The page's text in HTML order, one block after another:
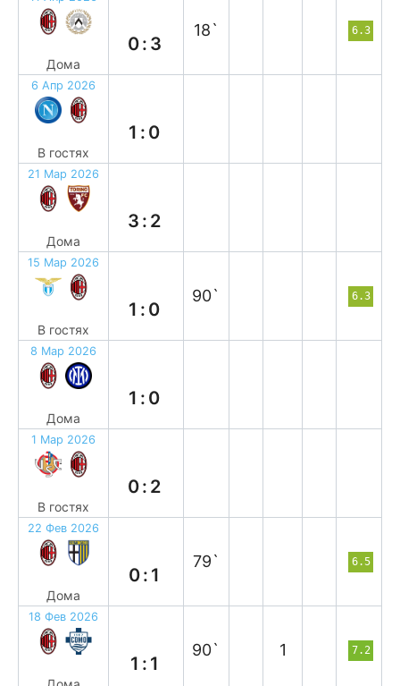
Дома
0:3
18` 6.3
6 Апр 2026
В гостях
1:0
21 Мар 2026
Дома
3:2
15 Мар 2026
В гостях
1:0
90` 6.3
8 Мар 2026
Дома
1:0
1 Мар 2026
В гостях
0:2
22 Фев 2026
Дома
0:1
79` 6.5
18 Фев 2026
1:1
90` 1 7.2